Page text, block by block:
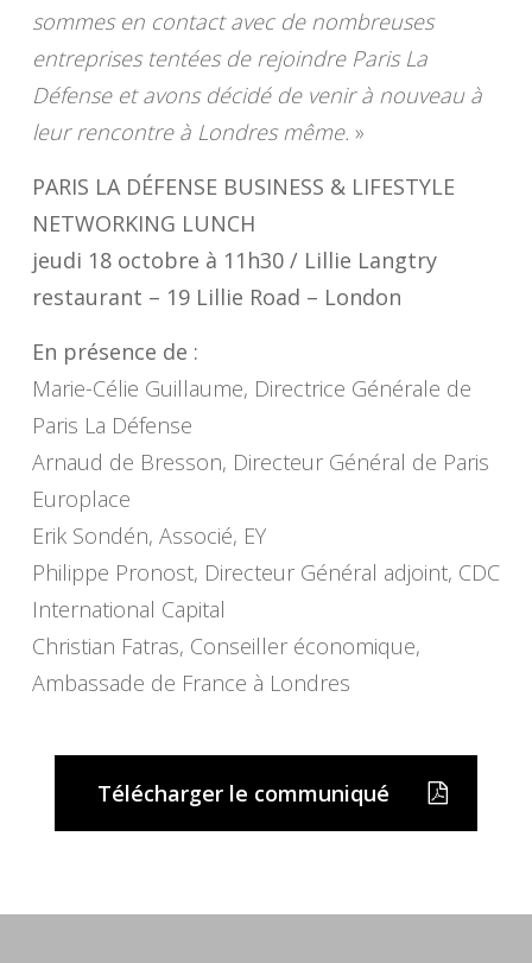
sommes en contact avec de nombreuses
entreprises tentées de rejoindre Paris La
Défense et avons décidé de venir à nouveau à
leur rencontre à Londres même. »
PARIS LA DÉFENSE BUSINESS & LIFESTYLE
NETWORKING LUNCH
jeudi 18 octobre à 11h30 / Lillie Langtry
restaurant – 19 Lillie Road – London
En présence de :
Marie-Célie Guillaume, Directrice Générale de
Paris La Défense
Arnaud de Bresson, Directeur Général de Paris
Europlace
Erik Sondén, Associé, EY
Philippe Pronost, Directeur Général adjoint, CDC
International Capital
Christian Fatras, Conseiller économique,
Ambassade de France à Londres
Télécharger le communiqué